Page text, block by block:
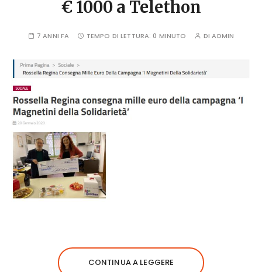
€ 1000 a Telethon
7 ANNI FA TEMPO DI LETTURA: 0 MINUTO DIADMIN
CONTINUA A LEGGERE